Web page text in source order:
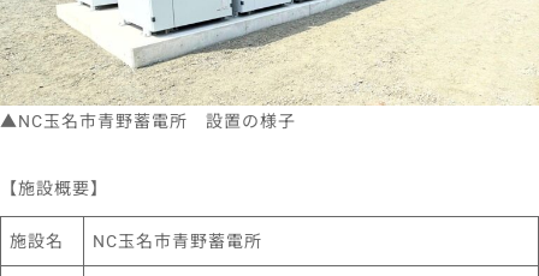
▲NC玉名市青野蓄電所 設置の様子
施設名 NC玉名市青野蓄電所
【施設概要】